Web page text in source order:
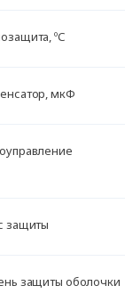
ºС
мкФ
защиты
защиты оболочки